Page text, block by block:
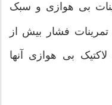
بی هوازی و سبک
تمرینات فشار بیش از
بی هوازی آنها